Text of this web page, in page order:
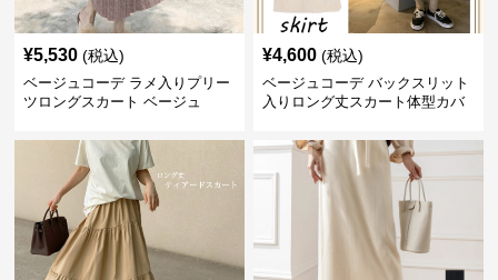
¥5,530 (税込)
ベージュコーデ ラメ入りプリー
ツロングスカート ベージュ
¥4,600 (税込)
ベージュコーデ バックスリット
入りロング丈スカート体型カバ